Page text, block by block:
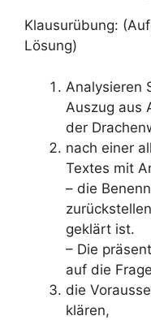
Klausurübung:
Lösung)
Analysieren
Auszug aus
der
nach einer
Textes mit
– die
geklärt ist.
– Die
auf die
die
klären,